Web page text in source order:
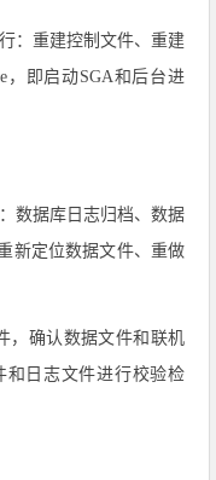
：重建控制文件、重建
，即启动SGA和后台进
数据库日志归档、数据
新定位数据文件、重做
，确认数据文件和联机
和日志文件进行校验检